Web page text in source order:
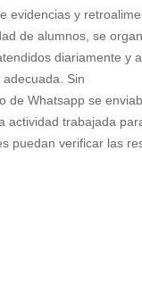
evidencias y
de alumnos, se
diariamente y
Sin
de Whatsapp se
actividad trabajada
puedan verificar las